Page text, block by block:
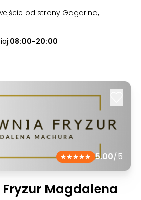
od strony Gagarina,
08:00-20:00
5.00/5
Magdalena